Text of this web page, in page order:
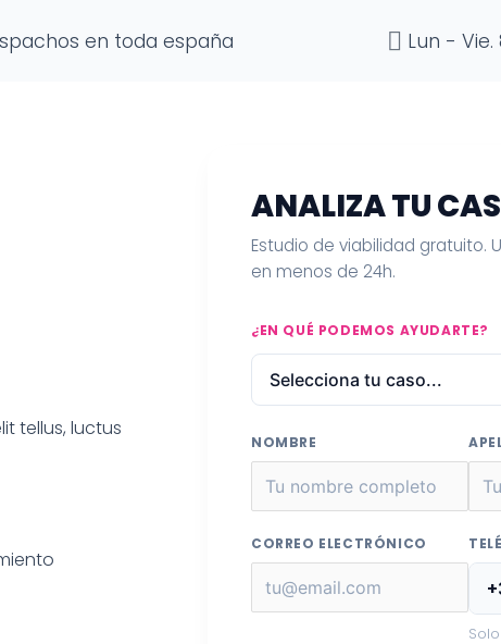
en toda españa Lun - Vie.
tellus, luctus
ANALIZA TU
Estudio de viabilidad gratuito.
en menos de 24h.
¿EN QUÉ PODEMOS AYUDARTE?
NOMBRE
CORREO ELECTRÓNICO